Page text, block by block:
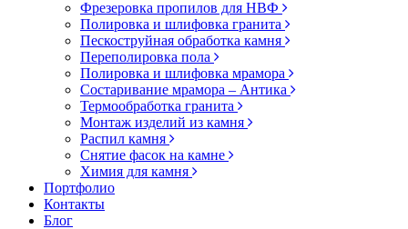
Фрезеровка пропилов для НВФ
Полировка и шлифовка гранита
Пескоструйная обработка камня
Переполировка пола
Полировка и шлифовка мрамора
Состаривание мрамора – Антика
Термообработка гранита
Монтаж изделий из камня
Распил камня
Снятие фасок на камне
Химия для камня
Портфолио
Контакты
Блог